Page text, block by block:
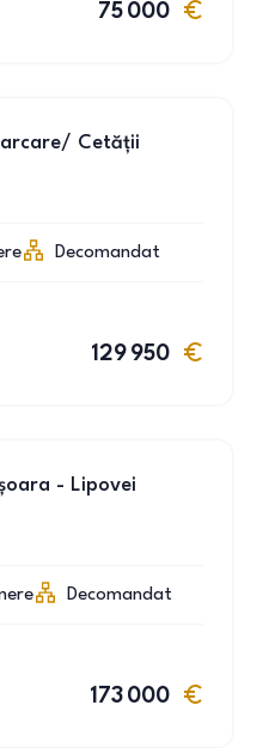
75 000
Cetății
Decomandat
129 950
- Lipovei
Decomandat
173 000